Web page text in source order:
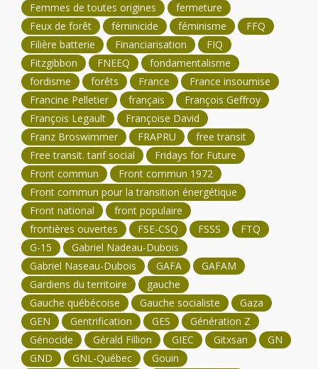
Femmes de toutes origines
fermeture
Feux de forêt
féminicide féminisme
FFQ
Filière batterie
Financiarisation
FIQ
Fitzgibbon
FNEEQ
fondamentalisme
fordisme
forêts France
France insoumise
Francine Pelletier
français
François Geffroy
François Legault
Françoise David
Franz Broswimmer
FRAPRU
free transit
Free transit. tarif social
Fridays for Future
Front commun
Front commun 1972
Front commun pour la transition énergétique
Front national
front populaire
frontières ouvertes
FSE-CSQ FSSS
FTQ
G-15
Gabriel Nadeau-Dubois
Gabriel Naseau-Dubois
GAFA
GAFAM
Gardiens du territoire
gauche
Gauche québécoise
Gauche socialiste
Gaza
GEN
Gentrification GES
Génération Z
Génocide
Gérald Fillion GIEC Gitxsan
GN
GND
GNL-Québec
Gouin